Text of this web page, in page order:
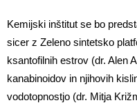
Kemijski inštitut se bo
sicer z Zeleno sintetsko
ksantofilnih estrov (dr. Alen
kanabinoidov in njihovih
vodotopnostjo (dr. Mitja